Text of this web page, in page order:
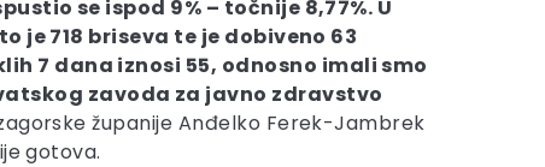
se ispod 9% – točnije 8,77%. U
je 718 briseva te je dobiveno 63
7 dana iznosi 55, odnosno imali smo
zavoda za javno zdravstvo
županije Anđelko Ferek-Jambrek
gotova.